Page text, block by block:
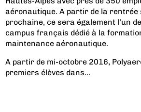
aéronautique. A partir de la rentrée
prochaine, ce sera également l’un
campus français dédié à la
maintenance aéronautique.
A partir de mi-octobre 2016,
premiers élèves dans...